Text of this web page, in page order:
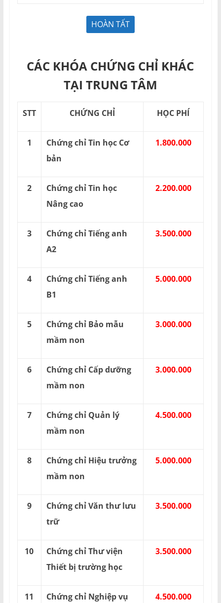
CÁC KHÓA CHỨNG CHỈ KHÁC
TẠI TRUNG TÂM
STT CHỨNG CHỈ HỌC PHÍ
1
Chứng chỉ Tin học Cơ
bản
1.800.000
2
Chứng chỉ Tin học
Nâng cao
2.200.000
3
Chứng chỉ Tiếng anh
A2
3.500.000
4
Chứng chỉ Tiếng anh
B1
5.000.000
5
Chứng chỉ Bảo mẫu
mầm non
3.000.000
6
Chứng chỉ Cấp dưỡng
mầm non
3.000.000
7
Chứng chỉ Quản lý
mầm non
4.500.000
8
Chứng chỉ Hiệu trưởng
mầm non
5.000.000
9
Chứng chỉ Văn thư lưu
trữ
3.500.000
10
Chứng chỉ Thư viện
Thiết bị trường học
3.500.000
11
Chứng chỉ Nghiệp vụ
4.500.000